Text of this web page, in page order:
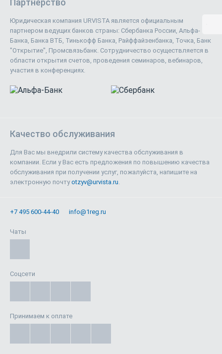
Партнерство
Юридическая компания URVISTA является официальным
партнером ведущих банков страны: Сбербанка России, Альфа-
Банка, Банка ВТБ, Тинькофф Банка, Райффайзенбанка, Точка, Банк
"Открытие", Промсвязьбанк. Сотрудничество осуществляется в
области открытия счетов, проведения семинаров, вебинаров,
участия в конференциях.
Качество обслуживания
Для Вас мы внедрили систему качества обслуживания в
компании. Если у Вас есть предложения по повышению качества
обслуживания при получении услуг, пожалуйста, напишите на
электронную почтуotzyv@urvista.ru.
+7 495 600-44-40 info@1reg.ru
Чаты
Соцсети
Принимаем к оплате